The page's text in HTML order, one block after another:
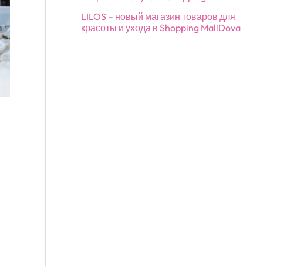
LILOS – новый магазин товаров для
красоты и ухода в Shopping MallDova